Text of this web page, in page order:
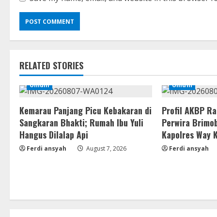
RELATED STORIES
Umum
Kemarau Panjang Picu Kebakaran di
Sangkaran Bhakti; Rumah Ibu Yuli
Hangus Dilalap Api
Ferdi ansyah August 7, 2026
Umum
Profil AKBP
Perwira
Kapolres Way
Ferdi ansyah